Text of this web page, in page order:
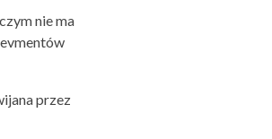
nie ma
przez